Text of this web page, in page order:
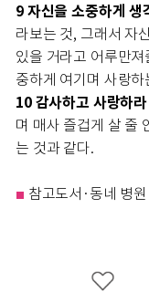
9 자신을 소중하게 생
라보는 것, 그래서 자
있을 거라고 어루만
중하게 여기며 사랑하
10 감사하고 사랑하라
며 매사 즐겁게 살 줄
는 것과 같다.
■ 참고도서·동네 병